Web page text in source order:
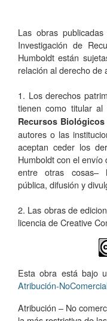
Las obras
Investigación de
Humboldt están
relación al derecho de
1. Los derechos
tienen como titular al
Recursos
autores o las
aceptan ceder los
Humboldt con el
entre otras cosas­–
pública, difusión y
2. Las obras de
licencia de Creative
Esta obra está bajo
Atribución-
Atribución – No